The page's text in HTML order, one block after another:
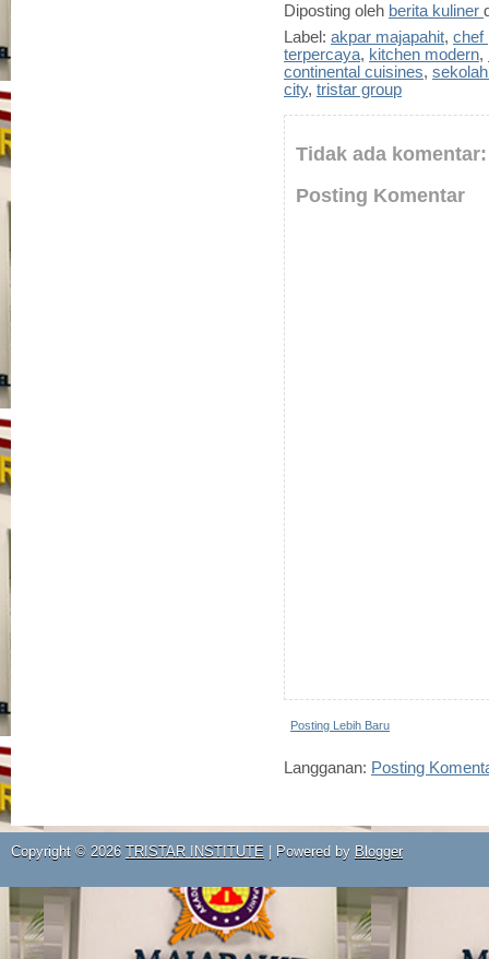
Diposting oleh berita kuliner
Label: akpar majapahit, chef
terpercaya, kitchen modern,
continental cuisines,
city, tristar group
Tidak ada komentar:
Posting Komentar
Posting Lebih Baru
Langganan: Posting
Copyright © 2026 TRISTAR INSTITUTE | Powered by Blogger